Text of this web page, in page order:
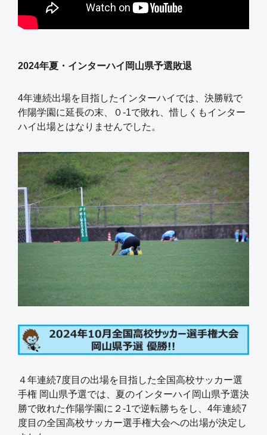
2024年夏・インターハイ岡山県予選敗退
4年連続出場を目指したインターハイでは、決勝戦で
作陽学園に延長の末、０-1で敗れ、惜しくもインター
ハイ出場とはなりませんでした。
４年連続7度目の出場を目指した全国高校サッカー選
手権 岡山県予選では、夏のインターハイ岡山県予選決
勝で敗れた作陽学園に２-1で逆転勝ちをし、4年連続7
度目の全国高校サッカー選手権大会への出場が決定し